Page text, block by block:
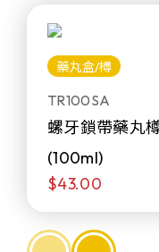
藥丸盒/樽
TR100SA
螺牙鎖帶藥丸
(100ml)
$43.00